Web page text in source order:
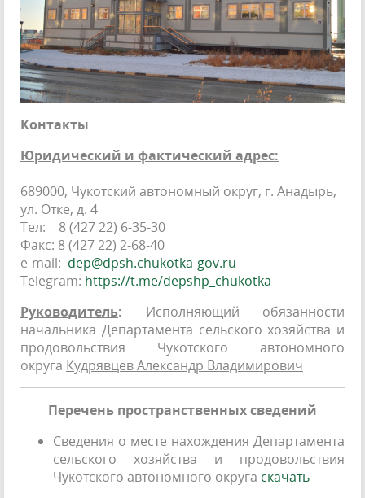
Контакты
Юридический и фактический адрес:
689000, Чукотский автономный округ, г. Анадырь,
ул. Отке, д. 4
Тел: 8 (427 22) 6-35-30
Факс: 8 (427 22) 2-68-40
e-mail: dep@dpsh.chukotka-gov.ru
Telegram: https://t.me/depshp_chukotka
Руководитель: Исполняющий обязанности
начальника Департамента сельского хозяйства и
продовольствия Чукотского автономного
округа Кудрявцев Александр Владимирович
Перечень пространственных сведений
Сведения о месте нахождения Департамента
сельского хозяйства и продовольствия
Чукотского автономного округа скачать